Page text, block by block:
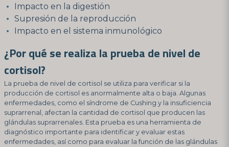
Impacto en la digestión
Supresión de la reproducción
Impacto en el sistema inmunológico
¿Por qué se realiza la prueba de nivel de
cortisol?
La prueba de nivel de cortisol se utiliza para verificar si la
producción de cortisol es anormalmente alta o baja. Algunas
enfermedades, como el síndrome de Cushing y la insuficiencia
suprarrenal, afectan la cantidad de cortisol que producen las
glándulas suprarrenales. Esta prueba es una herramienta de
diagnóstico importante para identificar y evaluar estas
enfermedades, así como para evaluar la función de las glándulas